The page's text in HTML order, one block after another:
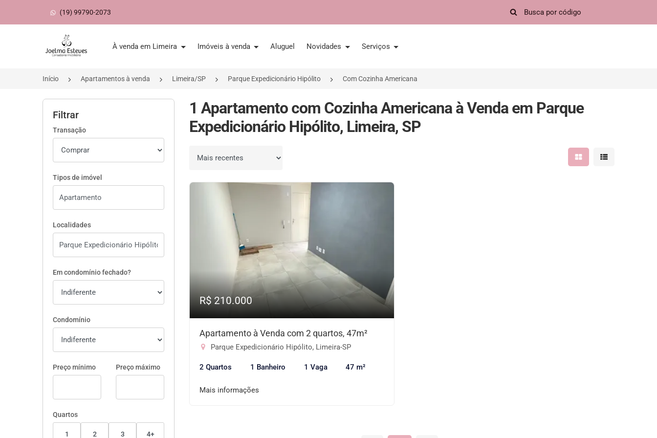
(19) 99790-2073
Página inicial
À venda em Limeira Imóveis à venda Aluguel Novidades Serviços
Início Apartamentos à venda Limeira/SP Parque Expedicionário Hipólito Com Cozinha Americana
Filtrar
Transação
Tipos de imóvel
Localidades
Em condomínio fechado?
Condomínio
Preço mínimo Preço máximo
Quartos
1 2 3 4+
1 Apartamento com Cozinha Americana à Venda em Parque
Expedicionário Hipólito, Limeira, SP
Ordenar por Mostrar resultados em
Mostrar
R$ 210.000
Apartamento à Venda com 2 quartos, 47m²
Parque Expedicionário Hipólito, Limeira-SP
2 Quartos 1 Banheiro 1 Vaga 47 m²
Mais informações